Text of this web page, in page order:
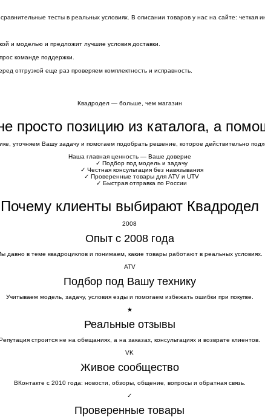
тесты в реальных условиях. В описании товаров у нас на сайте: четкая
и моделью и предложит лучшие условия доставки.
команде поддержки.
отгрузкой еще раз проверяем комплектность и исправность.
Квадродел — больше, чем магазин
просто позицию из каталога, а
уточняем Вашу задачу и помогаем подобрать решение, которое действительно
Наша главная ценность — Ваше доверие
✓ Подбор под модель и задачу
✓ Честная консультация без навязывания
✓ Проверенные товары для ATV и UTV
✓ Быстрая отправка по России
Почему клиенты выбирают Квадродел
2008
Опыт с 2008 года
давно в теме квадроциклов и понимаем, какие товары работают в реальных условиях.
ATV
Подбор под Вашу технику
Учитываем модель, задачу, условия езды и помогаем избежать ошибки при покупке.
★
Реальные отзывы
Репутация строится не на обещаниях, а на заказах, консультациях и возврате клиентов.
VK
Живое сообщество
ВКонтакте с 2010 года: новости, обзоры, общение, вопросы и обратная связь.
✓
Проверенные товары